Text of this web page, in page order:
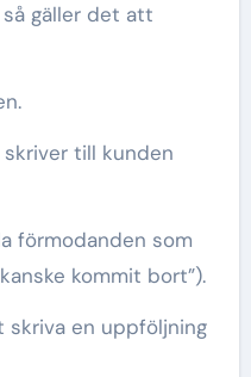
gäller det att
till kunden
förmodanden som
kommit bort”).
skriva en uppföljning